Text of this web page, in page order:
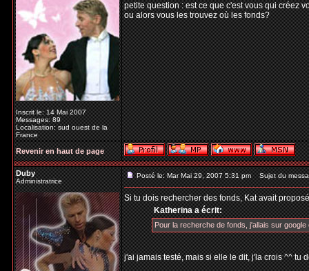
Inscrit le: 14 Mai 2007
Messages: 89
Localisation: sud ouest de la
France
petite question : est ce que c'est vous qui créez
ou alors vous les trouvez où les fonds?
Revenir en haut de page
Duby
Administratrice
Posté le: Mar Mai 29, 2007 5:31 pm Sujet du
Si tu dois rechercher des fonds, Kat avait
Katherina a écrit:
Pour la recherche de fonds, j'allais sur
j'ai jamais testé, mais si elle le dit, j'la crois ^^ tu